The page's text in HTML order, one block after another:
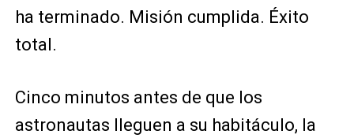
ha terminado. Misión cumplida. Éxito
total.
Cinco minutos antes de que los
astronautas lleguen a su habitáculo, la